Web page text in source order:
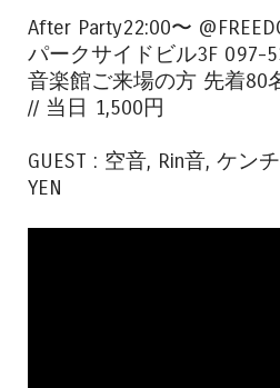
After Party22:00〜
パークサイドビル3F 097-
音楽館ご来場の方 先着80
// 当日 1,500円
GUEST : 空音, Rin音, ケン
YEN